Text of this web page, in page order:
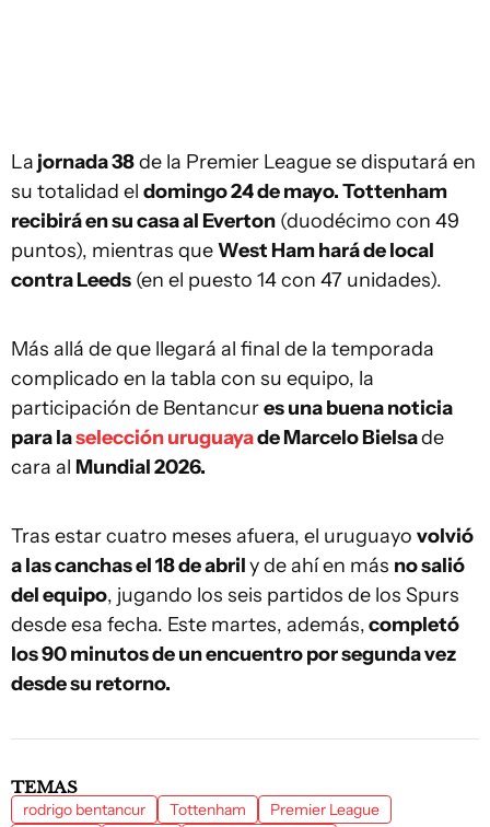
La jornada 38de la Premier League se disputará en
su totalidad el domingo 24 de mayo. Tottenham
recibirá en su casa al Everton (duodécimo con 49
puntos), mientras queWest Ham hará de local
contra Leeds (en el puesto 14 con 47 unidades).
Más allá de que llegará al final de la temporada
complicado en la tabla con su equipo, la
participación de Bentancures una buena noticia
para laselección uruguayade Marcelo Bielsade
cara al Mundial 2026.
Tras estar cuatro meses afuera, el uruguayo volvió
a las canchas el 18 de abrily de ahí en más no salió
del equipo, jugando los seis partidos de los Spurs
desde esa fecha. Este martes, además,completó
los 90 minutos de un encuentro por segunda vez
desde su retorno.
TEMAS
rodrigo bentancur Tottenham
Premier League